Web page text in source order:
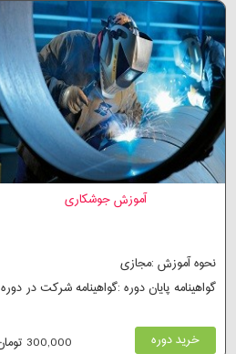
آموزش جوشکاری
نحوه آموزش :مجازی
گواهینامه پایان دوره :گواهینامه شرکت در دوره
خرید دوره 300,000 تومان